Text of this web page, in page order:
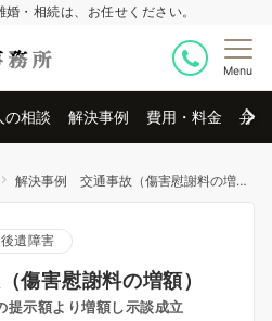
・相続は、お任せください。
Menu
の相談 解決事例 費用・料金 弁
解決事例 交通事故（傷害慰謝料の増額）
遺障害
害慰謝料の増額）
示額より増額し示談成立